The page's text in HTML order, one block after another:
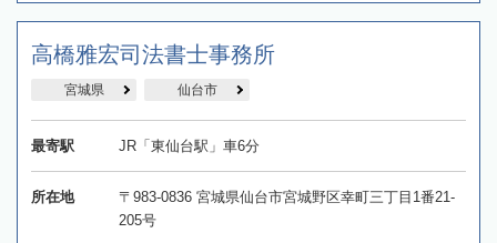
高橋雅宏司法書士事務所
宮城県 仙台市
最寄駅 JR「東仙台駅」車6分
所在地
〒983-0836 宮城県仙台市宮城野区幸町三丁目1番21-
205号